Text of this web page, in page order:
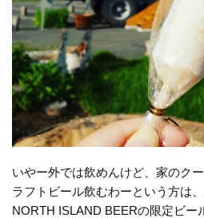
いやー外では飲めんけど、家のク
ラフトビール飲むわーという方は
NORTH ISLAND BEERの限定ビー